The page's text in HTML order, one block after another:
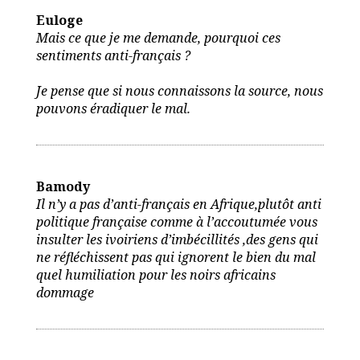
Euloge
Mais ce que je me demande, pourquoi ces
sentiments anti-français ?
Je pense que si nous connaissons la source, nous
pouvons éradiquer le mal.
Bamody
Il n’y a pas d’anti-français en Afrique,plutôt anti
politique française comme à l’accoutumée vous
insulter les ivoiriens d’imbécillités ,des gens qui
ne réfléchissent pas qui ignorent le bien du mal
quel humiliation pour les noirs africains
dommage